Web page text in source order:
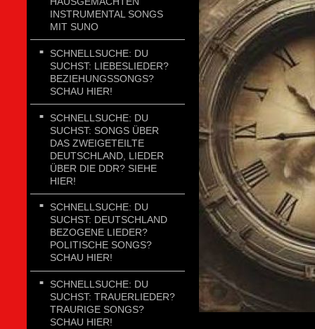
INSTRUMENTAL SONGS
MIT SUNO
SCHNELLSUCHE: DU
SUCHST: LIEBESLIEDER?
BEZIEHUNGSSONGS?
SCHAU HIER!
SCHNELLSUCHE: DU
SUCHST: SONGS ÜBER
DAS ZWEIGETEILTE
DEUTSCHLAND, LIEDER
ÜBER DIE DDR? SIEHE
HIER!
SCHNELLSUCHE: DU
SUCHST: DEUTSCHLAND
BEZOGENE LIEDER?
POLITISCHE SONGS?
SCHAU HIER!
SCHNELLSUCHE: DU
SUCHST: TRAUERLIEDER?
TRAURIGE SONGS?
SCHAU HIER!